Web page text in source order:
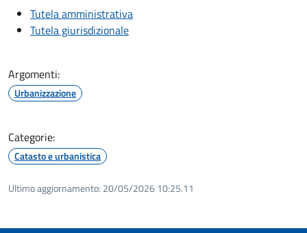
Tutela amministrativa
Tutela giurisdizionale
Argomenti:
Urbanizzazione
Categorie:
Catasto e urbanistica
Ultimo aggiornamento: 20/05/2026 10:25.11